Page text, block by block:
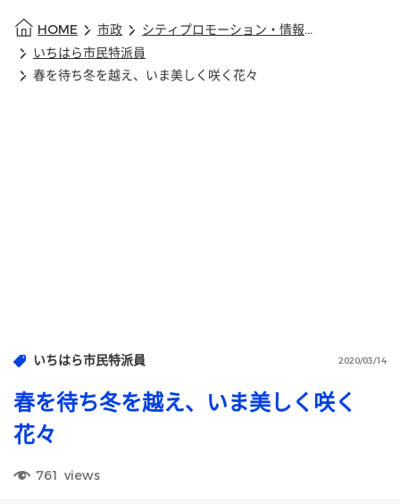
HOME 市政
シティプロモーション・情報発信
いちはら市民特派員
春を待ち冬を越え、いま美しく咲く花々
いちはら市民特派員 2020/03/14
春を待ち冬を越え、いま美しく咲く
花々
761 views